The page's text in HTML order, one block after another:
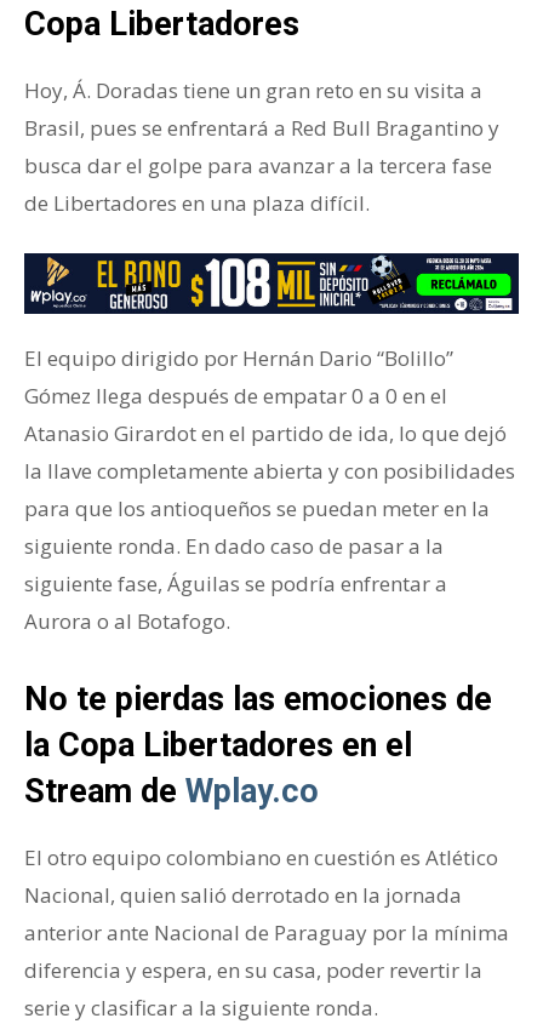
Copa Libertadores
Hoy, Á. Doradas tiene un gran reto en su visita a
Brasil, pues se enfrentará a Red Bull Bragantino y
busca dar el golpe para avanzar a la tercera fase
de Libertadores en una plaza difícil.
El equipo dirigido por Hernán Dario “Bolillo”
Gómez llega después de empatar 0 a 0 en el
Atanasio Girardot en el partido de ida, lo que dejó
la llave completamente abierta y con posibilidades
para que los antioqueños se puedan meter en la
siguiente ronda. En dado caso de pasar a la
siguiente fase, Águilas se podría enfrentar a
Aurora o al Botafogo.
No te pierdas las emociones de
la Copa Libertadores en el
Stream de Wplay.co
El otro equipo colombiano en cuestión es Atlético
Nacional, quien salió derrotado en la jornada
anterior ante Nacional de Paraguay por la mínima
diferencia y espera, en su casa, poder revertir la
serie y clasificar a la siguiente ronda.